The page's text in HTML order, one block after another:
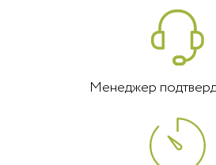
Менеджер